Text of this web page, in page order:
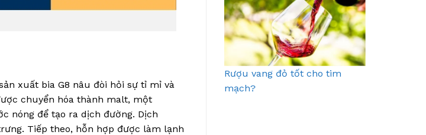
xuất bia G8 nâu đòi hỏi sự tỉ mỉ và
chuyển hóa thành malt, một
nóng để tạo ra dịch đường. Dịch
Tiếp theo, hỗn hợp được làm lạnh
Rượu vang đỏ tốt cho tim
mạch?